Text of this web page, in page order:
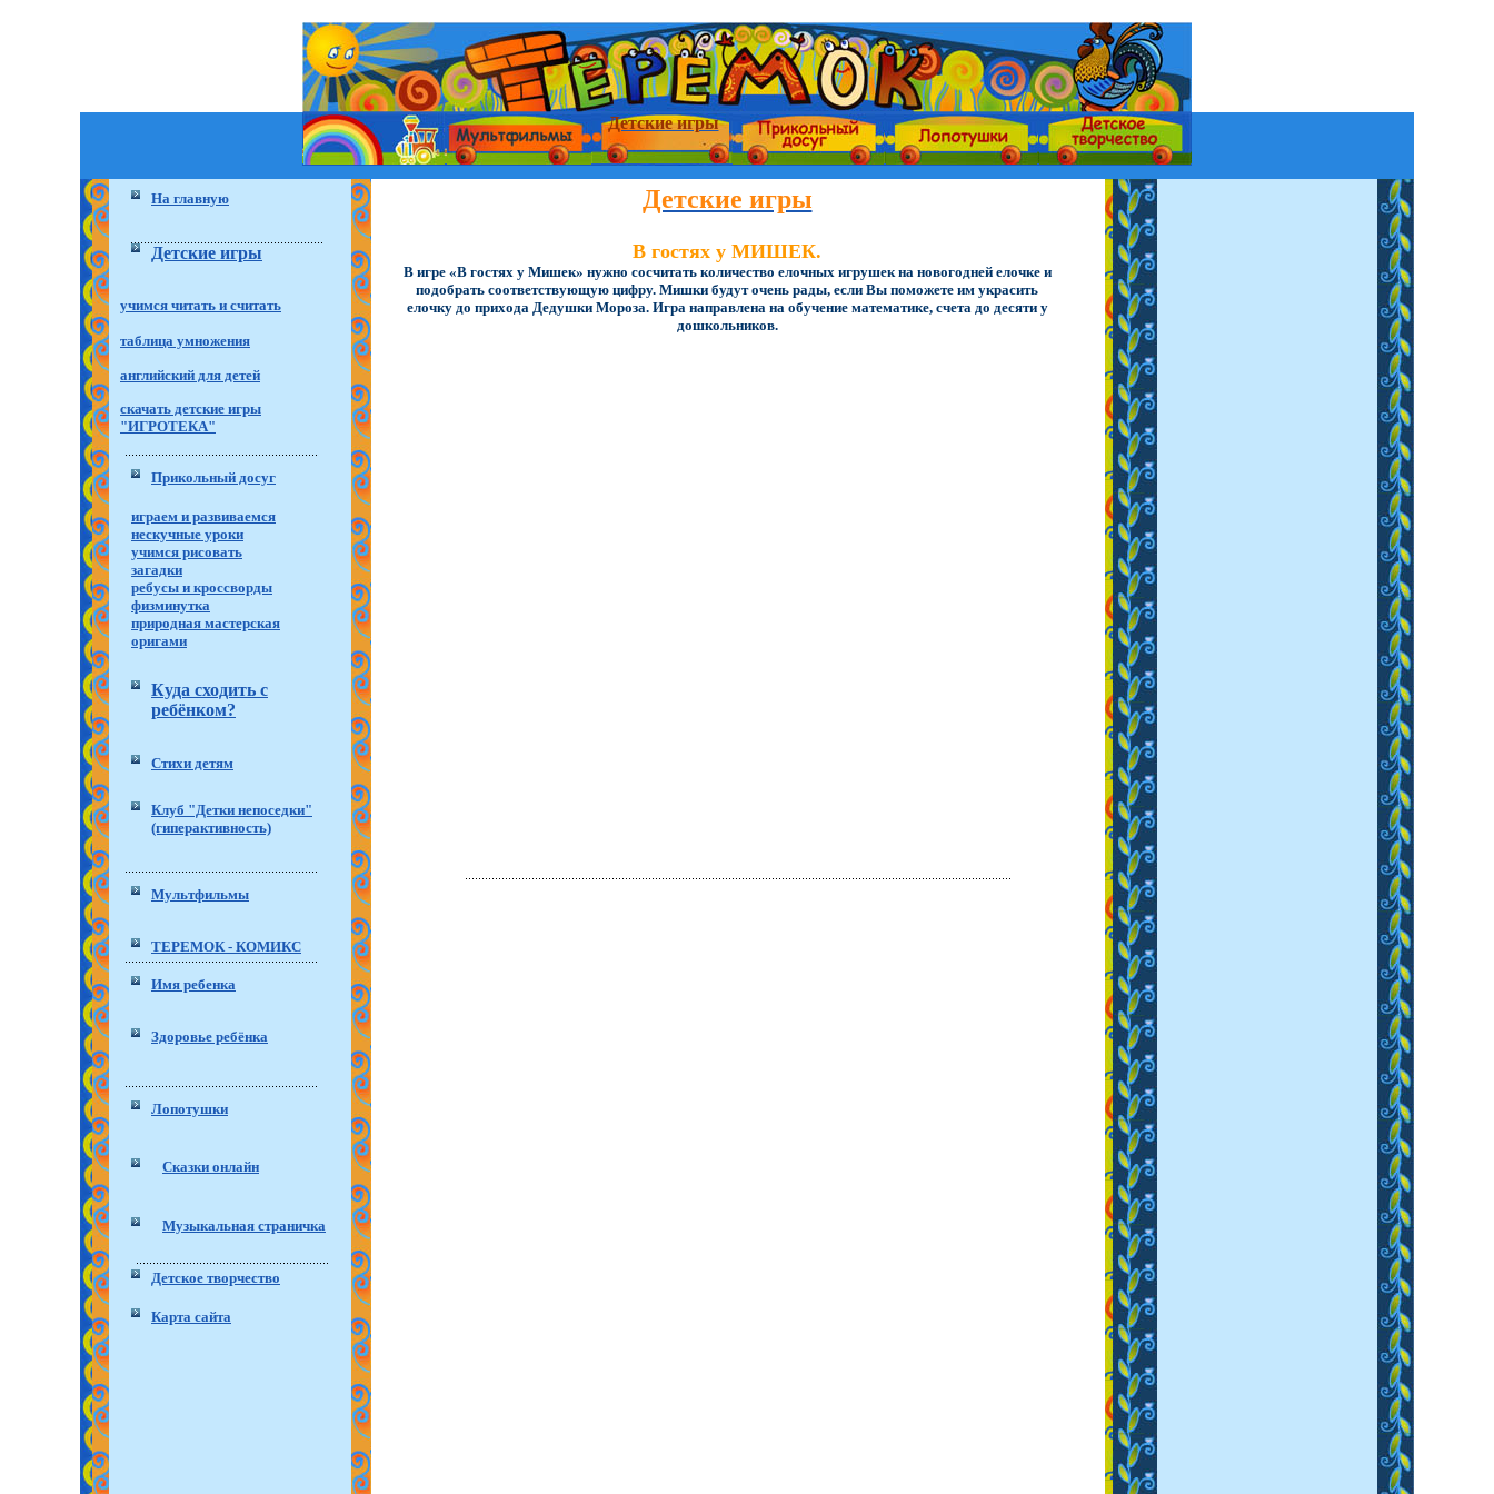
Детские игры
На главную
Детские игры
учимся читать и считать
таблица умножения
английский для детей
скачать детские игры
"ИГРОТЕКА"
Прикольный досуг
играем и развиваемся
нескучные уроки
учимся рисовать
загадки
ребусы и кроссворды
физминутка
природная мастерская
оригами
Куда сходить с
ребёнком?
Стихи детям
Клуб "Детки непоседки"
(гиперактивность)
Мультфильмы
ТЕРЕМОК - КОМИКС
Имя ребенка
Здоровье ребёнка
Лопотушки
Сказки онлайн
Музыкальная страничка
Детское творчество
Карта сайта
Детские игры
В гостях у МИШЕК.
В игре «В гостях у Мишек» нужно сосчитать количество елочных игрушек на новогодней елочке и
подобрать соответствующую цифру. Мишки будут очень рады, если Вы поможете им украсить
елочку до прихода Дедушки Мороза. Игра направлена на обучение математике, счета до десяти у
дошкольников.